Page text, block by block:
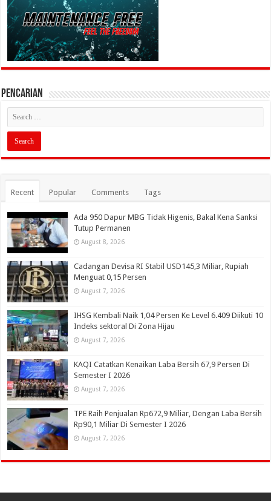
PENCARIAN
Recent Popular Comments Tags
Ada 950 Dapur MBG Tidak Higenis, Bakal Kena Sanksi
Tutup Permanen
August 8, 2026
Cadangan Devisa RI Stabil USD145,3 Miliar, Rupiah
Menguat 0,15 Persen
August 7, 2026
IHSG Kembali Naik 1,04 Persen Ke Level 6.409 Diikuti 10
Indeks sektoral Di Zona Hijau
August 7, 2026
KAQI Catatkan Kenaikan Laba Bersih 67,9 Persen Di
Semester I 2026
August 7, 2026
TPE Raih Penjualan Rp672,9 Miliar, Dengan Laba Bersih
Rp90,1 Miliar Di Semester I 2026
August 7, 2026